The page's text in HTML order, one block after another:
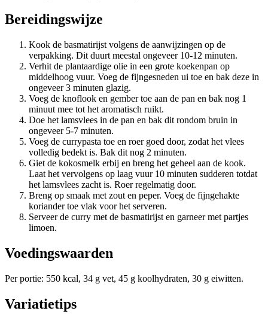
Bereidingswijze
Kook de basmatirijst volgens de aanwijzingen op de
verpakking. Dit duurt meestal ongeveer 10-12 minuten.
Verhit de plantaardige olie in een grote koekenpan op
middelhoog vuur. Voeg de fijngesneden ui toe en bak deze in
ongeveer 3 minuten glazig.
Voeg de knoflook en gember toe aan de pan en bak nog 1
minuut mee tot het aromatisch ruikt.
Doe het lamsvlees in de pan en bak dit rondom bruin in
ongeveer 5-7 minuten.
Voeg de currypasta toe en roer goed door, zodat het vlees
volledig bedekt is. Bak dit nog 2 minuten.
Giet de kokosmelk erbij en breng het geheel aan de kook.
Laat het vervolgens op laag vuur 10 minuten sudderen totdat
het lamsvlees zacht is. Roer regelmatig door.
Breng op smaak met zout en peper. Voeg de fijngehakte
koriander toe vlak voor het serveren.
Serveer de curry met de basmatirijst en garneer met partjes
limoen.
Voedingswaarden
Per portie: 550 kcal, 34 g vet, 45 g koolhydraten, 30 g eiwitten.
Variatietips